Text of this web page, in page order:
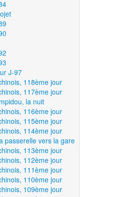
J-97
118ème jour
117ème jour
la nuit
116ème jour
115ème jour
114ème jour
passerelle vers la gare
113ème jour
112ème jour
111ème jour
110ème jour
109ème jour